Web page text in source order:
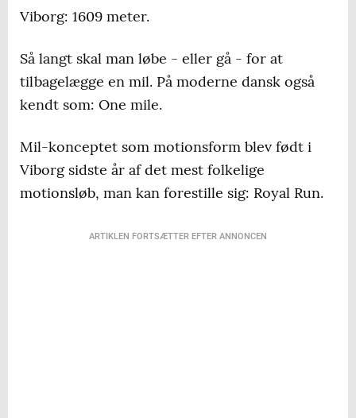
Viborg: 1609 meter.
Så langt skal man løbe - eller gå - for at
tilbagelægge en mil. På moderne dansk også
kendt som: One mile.
Mil-konceptet som motionsform blev født i
Viborg sidste år af det mest folkelige
motionsløb, man kan forestille sig: Royal Run.
ARTIKLEN FORTSÆTTER EFTER ANNONCEN